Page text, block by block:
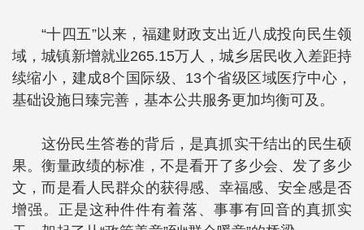
“十四五”以来，福建财政支出近八成投向民生领
域，城镇新增就业265.15万人，城乡居民收入差距持
续缩小，建成8个国际级、13个省级区域医疗中心，
基础设施日臻完善，基本公共服务更加均衡可及。
这份民生答卷的背后，是真抓实干结出的民生硕
果。衡量政绩的标准，不是看开了多少会、发了多少
文，而是看人民群众的获得感、幸福感、安全感是否
增强。正是这种件件有着落、事事有回音的真抓实